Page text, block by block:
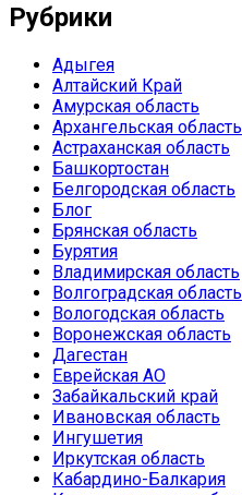
Рубрики
Адыгея
Алтайский Край
Амурская область
Архангельская область
Астраханская область
Башкортостан
Белгородская область
Блог
Брянская область
Бурятия
Владимирская область
Волгоградская область
Вологодская область
Воронежская область
Дагестан
Еврейская АО
Забайкальский край
Ивановская область
Ингушетия
Иркутская область
Кабардино-Балкария